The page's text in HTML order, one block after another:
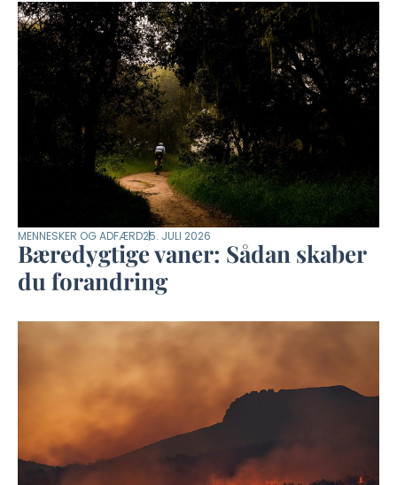
MENNESKER OG ADFÆRD25. JULI 2026
Bæredygtige vaner: Sådan skaber
du forandring